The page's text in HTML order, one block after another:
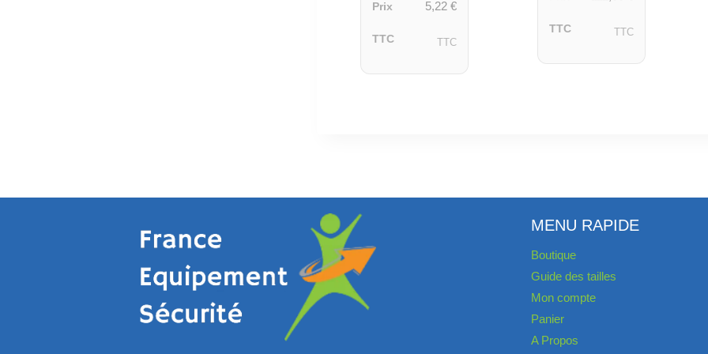
Prix
TTC
5,22 €
TTC
TTC TTC
MENU RAPIDE
Boutique
Guide des tailles
Mon compte
Panier
A Propos